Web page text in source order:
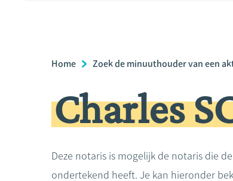
Breadcrumb
Home Zoek de minuuthouder van een
Charles
Deze notaris is mogelijk de notaris die
ondertekend heeft. Je kan hieronder